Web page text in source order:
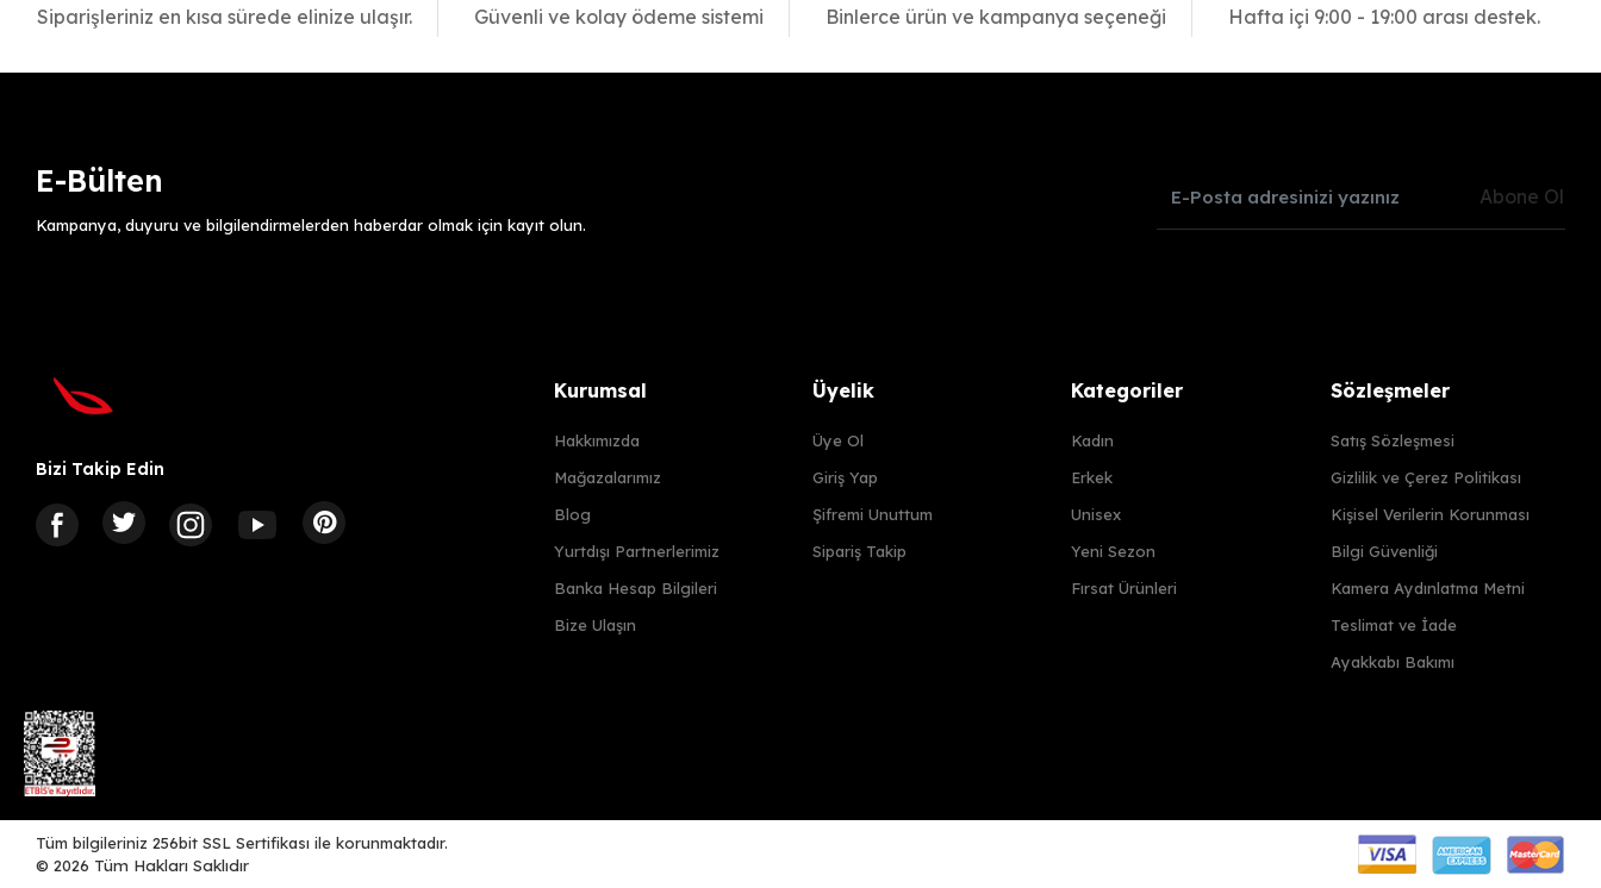
Siparişleriniz en kısa sürede elinize ulaşır. Güvenli ve kolay ödeme sistemi Binlerce ürün ve kampanya seçeneği Hafta içi 9:00 - 19:00 arası destek.
E-Bülten
Kampanya, duyuru ve bilgilendirmelerden haberdar olmak için kayıt olun.
Abone Ol
Bizi Takip Edin
Kurumsal
Hakkımızda
Mağazalarımız
Blog
Yurtdışı Partnerlerimiz
Banka Hesap Bilgileri
Bize Ulaşın
Üyelik
Üye Ol
Giriş Yap
Şifremi Unuttum
Sipariş Takip
Kategoriler
Kadın
Erkek
Unisex
Yeni Sezon
Fırsat Ürünleri
Sözleşmeler
Satış Sözleşmesi
Gizlilik ve Çerez Politikası
Kişisel Verilerin Korunması
Bilgi Güvenliği
Kamera Aydınlatma Metni
Teslimat ve İade
Ayakkabı Bakımı
Tüm bilgileriniz 256bit SSL Sertifikası ile korunmaktadır.
©2026 Tüm Hakları Saklıdır